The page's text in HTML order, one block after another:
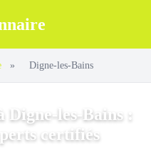
» Digne-les-Bains
Digne-les-Bains :
certifiés